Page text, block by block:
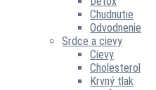
Chudnutie
Odvodnenie
Srdce a cievy
Cievy
Cholesterol
Krvný tlak